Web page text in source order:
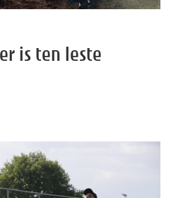
is ten leste